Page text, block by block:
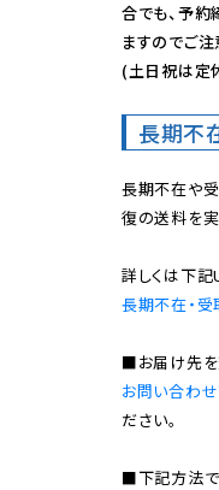
合でも、予
ますのでご注
(土日祝は定
長期不
長期不在や
復の送料を
長期不在・
お問い合わせ
ださい。
■下記方法で